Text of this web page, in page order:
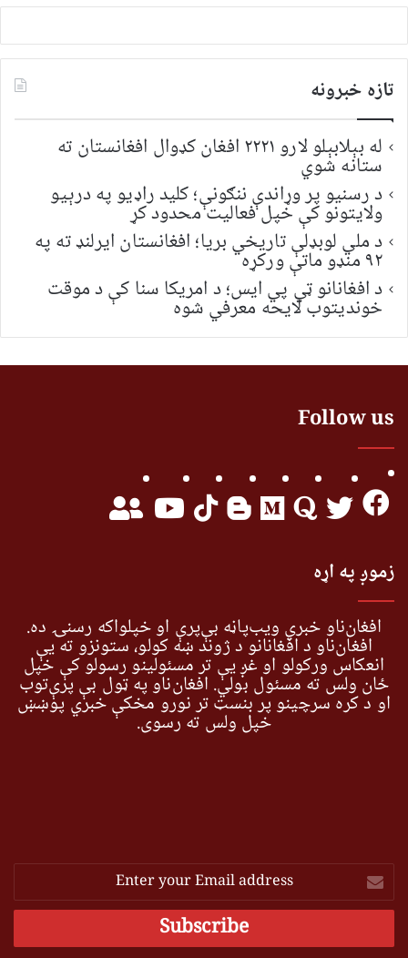
تازه خبرونه
له بېلابېلو لارو ۲۲۲۱ افغان کډوال افغانستان ته
ستانه شوي
د رسنیو پر وړاندې ننګونې؛ کلید راډیو په درېیو
ولایتونو کې خپل فعالیت محدود کړ
د ملي لوبډلې تاریخي بریا؛ افغانستان ایرلنډ ته په
۹۲ منډو ماتې ورکړه
د افغانانو ټي پي ایس؛ د امریکا سنا کې د موقت
خونديتوب لایحه معرفي شوه
Follow us
زموږ په اړه
افغان‌ناو خبري ویب‌پاڼه بې‌پرې او خپلواکه رسنۍ ده.
افغان‌ناو د افغانانو د ژوند ښه کولو، ستونزو ته یې
انعکاس ورکولو او غږ یې تر مسئولینو رسولو کې خپل
ځان ولس ته مسئول بولي. افغان‌ناو په ټول بې پرې‌توب
او د کره سرچینو پر بنسټ تر نورو مخکې خبري پوښښ
خپل ولس ته رسوي.
Enter
your
Email